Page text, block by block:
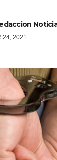
24, 2021